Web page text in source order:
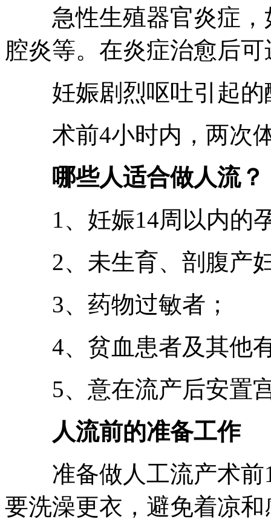
急性生殖器官炎症，
腔炎等。在炎症治愈后
妊娠剧烈呕吐引起的
术前4小时内，两次
哪些人适合做人流？
1、妊娠14周以内的
2、未生育、剖腹产妇
3、药物过敏者；
4、贫血患者及其他
5、意在流产后安置
人流前的准备工作
准备做人工流产术前1
要洗澡更衣，避免着凉